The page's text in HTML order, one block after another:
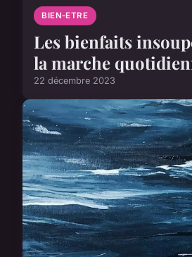
BIEN-ETRE
Les bienfaits
la marche
22 décembre 2023